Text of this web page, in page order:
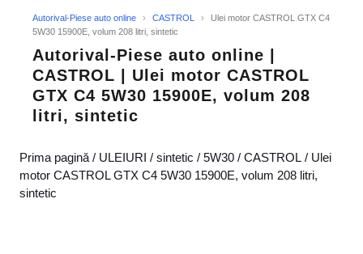
Autorival-Piese auto online › CASTROL ›
Ulei motor CASTROL GTX C4
5W30 15900E, volum 208 litri, sintetic
Autorival-Piese auto online |
CASTROL | Ulei motor CASTROL
GTX C4 5W30 15900E, volum 208
litri, sintetic
Prima pagină / ULEIURI / sintetic / 5W30 / CASTROL / Ulei
motor CASTROL GTX C4 5W30 15900E, volum 208 litri,
sintetic